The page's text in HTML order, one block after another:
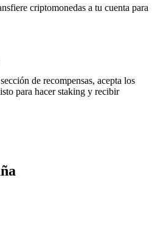
criptomonedas a tu cuenta para
de recompensas, acepta los
para hacer staking y recibir